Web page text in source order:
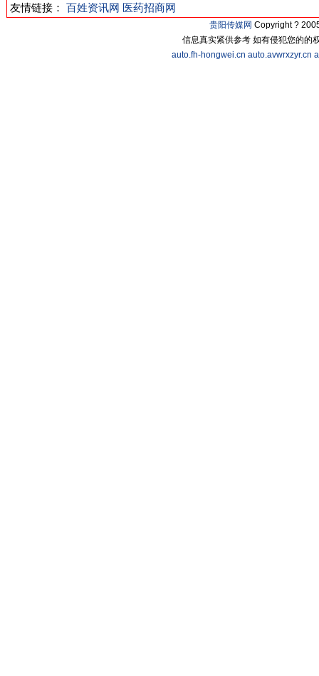
友情链接： 百姓资讯网 医药招商网
贵阳传媒网 Copyright ?
信息真实紧供参考 如有侵犯您的的
auto.fh-hongwei.cn auto.avwrxzyr.cn